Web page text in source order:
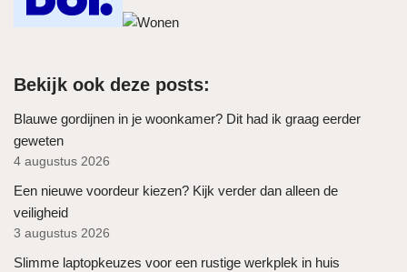
Bekijk ook deze posts:
Blauwe gordijnen in je woonkamer? Dit had ik graag eerder
geweten
4 augustus 2026
Een nieuwe voordeur kiezen? Kijk verder dan alleen de
veiligheid
3 augustus 2026
Slimme laptopkeuzes voor een rustige werkplek in huis